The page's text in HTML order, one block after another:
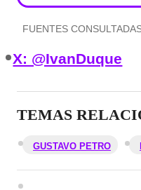
FUENTES
X: @IvanDuque
TEMAS
GUSTAVO PETRO